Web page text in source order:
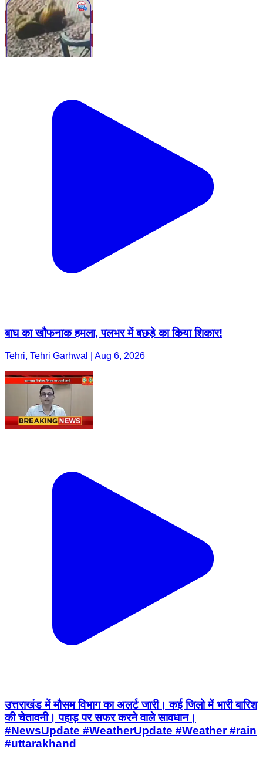
बाघ का खौफनाक हमला, पलभर में बछड़े का किया शिकार!
Tehri, Tehri Garhwal | Aug 6, 2026
उत्तराखंड में मौसम विभाग का अलर्ट जारी। कई जिलो में भारी बारिश
की चेतावनी। पहाड़ पर सफर करने वाले सावधान।
#NewsUpdate #WeatherUpdate #Weather #rain
#uttarakhand